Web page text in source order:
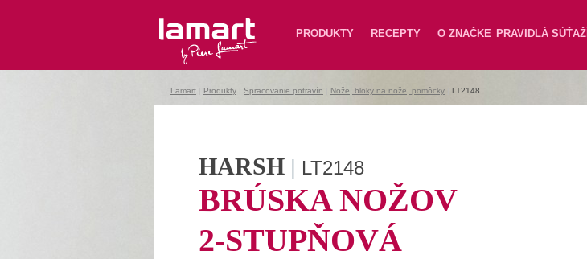
Lamart PRODUKTY RECEPTY O ZNAČKE PRAVIDLÁ SÚŤAŽÍ
Lamart Produkty Spracovanie potravín Nože, bloky na nože, pomôcky LT2148
HARSH | LT2148
BRÚSKA NOŽOV
2-STUPŇOVÁ